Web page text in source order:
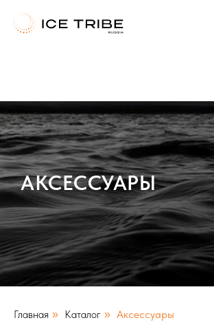
Html code will be here
АКСЕССУАРЫ
Главная » Каталог » Аксессуары